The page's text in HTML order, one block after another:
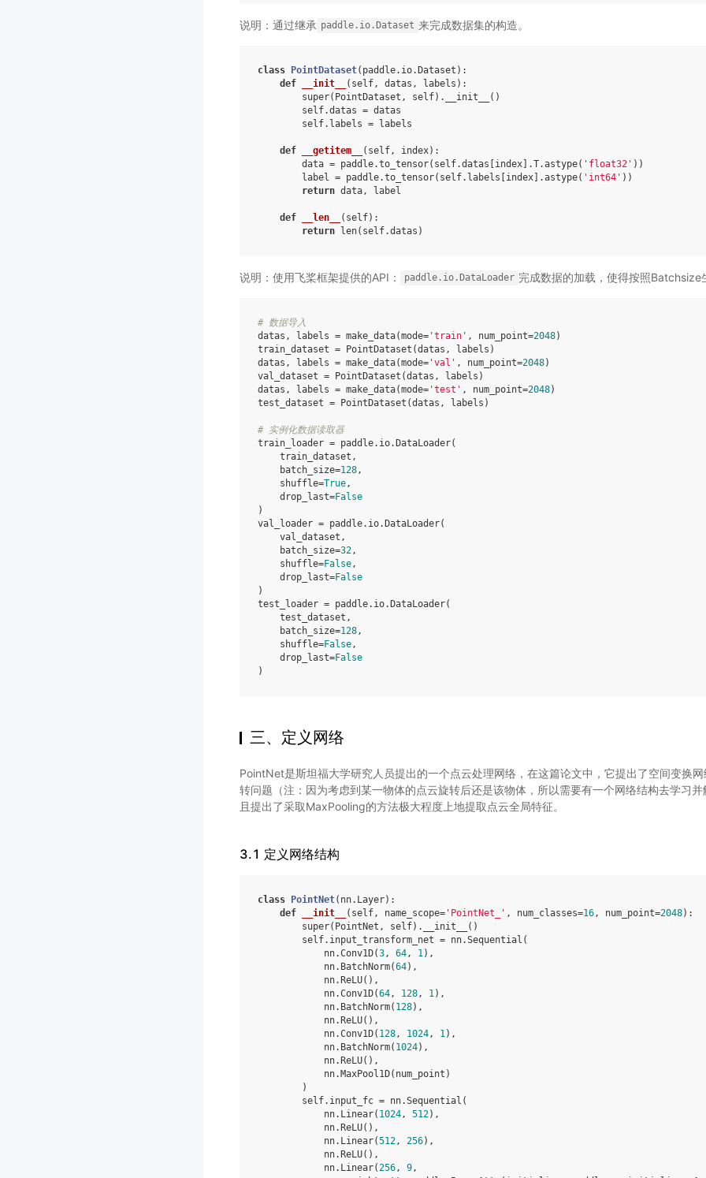
说明：通过继承 paddle.io.Dataset 来完成数据集的构造。
class PointDataset( paddle. io.Dataset ):
def
__init__ ( self , datas , labels ):
super( PointDataset , self) . __init__
()
self.datas = datas
self. labels = labels
def __getitem__ ( self , index):
data = paddle.to_tensor( self.datas [index] .T.astype( 'float32' ))
label
= paddle.to_tensor( self. labels [index] .astype( 'int64' ))
return data , label
def __len__ ( self):
return len( self.datas )
说明：使用飞桨框架提供的API： paddle.io.DataLoader 完成数据的加载，使得按照Batchsize
# 数据导入
datas , labels = make_data(mode= 'train' , num_point=2048)
train_dataset = PointDataset (datas , labels )
datas , labels = make_data(mode= 'val' , num_point=2048)
val_dataset = PointDataset (datas , labels )
datas , labels = make_data(mode= 'test' , num_point=2048)
test_dataset = PointDataset (datas , labels )
# 实例化数据读取器
train_loader = paddle. io.DataLoader(
train_dataset ,
batch_size=128 ,
shuffle=True ,
drop_last=False
)
val_loader = paddle. io.DataLoader(
val_dataset ,
batch_size=32 ,
shuffle=False ,
drop_last=False
)
test_loader = paddle. io.DataLoader(
test_dataset ,
batch_size=128 ,
shuffle=False ,
drop_last=False
)
三、定义网络
PointNet是斯坦福大学研究人员提出的一个点云处理网络，在这篇论文中，它提出了空间变换
转问题（注：因为考虑到某一物体的点云旋转后还是该物体，所以需要有一个网络结构去学习
且提出了采取MaxPooling的方法极大程度上地提取点云全局特征。
3.1 定义网络结构
class PointNet( nn. Layer):
def
__init__ ( self , name_scope= 'PointNet_' , num_classes=16 , num_point=2048):
super( PointNet , self) . __init__
()
self. input_transform_net = nn.Sequential (
nn.Conv1D(3 , 64 , 1 ),
nn. BatchNorm(64),
nn.ReLU(),
nn.Conv1D(64 , 128 , 1 ),
nn. BatchNorm( 128),
nn.ReLU(),
nn.Conv1D( 128 , 1024 , 1 ),
nn. BatchNorm( 1024),
nn.ReLU(),
nn.MaxPool1D( num_point )
)
self. input_fc = nn.Sequential (
nn. Linear( 1024 , 512),
nn.ReLU(),
nn. Linear(512 , 256),
nn.ReLU(),
nn. Linear( 256 , 9 ,